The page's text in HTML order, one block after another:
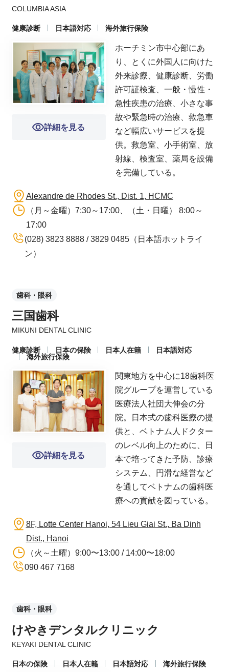
詳細を見る
COLUMBIA ASIA
健康診断 日本語対応 海外旅行保険
ホーチミン市中心部にあ
り、とくに外国人に向けた
外来診療、健康診断、労働
許可証検査、一般・慢性・
急性疾患の治療、小さな事
故や緊急時の治療、救急車
など幅広いサービスを提
供。救急室、小手術室、放
射線、検査室、薬局を設備
を完備している。
Alexandre de Rhodes St., Dist. 1, HCMC
（月～金曜）7:30～17:00、（土・日曜） 8:00～
17:00
(028) 3823 8888 / 3829 0485（日本語ホットライ
ン）
詳細を見る
歯科・眼科
三国歯科
MIKUNI DENTAL CLINIC
健康診断 日本の保険 日本人在籍 日本語対応
海外旅行保険
関東地方を中心に18歯科医
院グループを運営している
医療法人社団大伸会の分
院。日本式の歯科医療の提
供と、ベトナム人ドクター
のレベル向上のために、日
本で培ってきた予防、診療
システム、円滑な経営など
を通してベトナムの歯科医
療への貢献を図っている。
8F, Lotte Center Hanoi, 54 Lieu Giai St., Ba Dinh
Dist., Hanoi
（火～土曜）9:00〜13:00 / 14:00〜18:00
090 467 7168
歯科・眼科
けやきデンタルクリニック
KEYAKI DENTAL CLINIC
日本の保険 日本人在籍 日本語対応 海外旅行保険